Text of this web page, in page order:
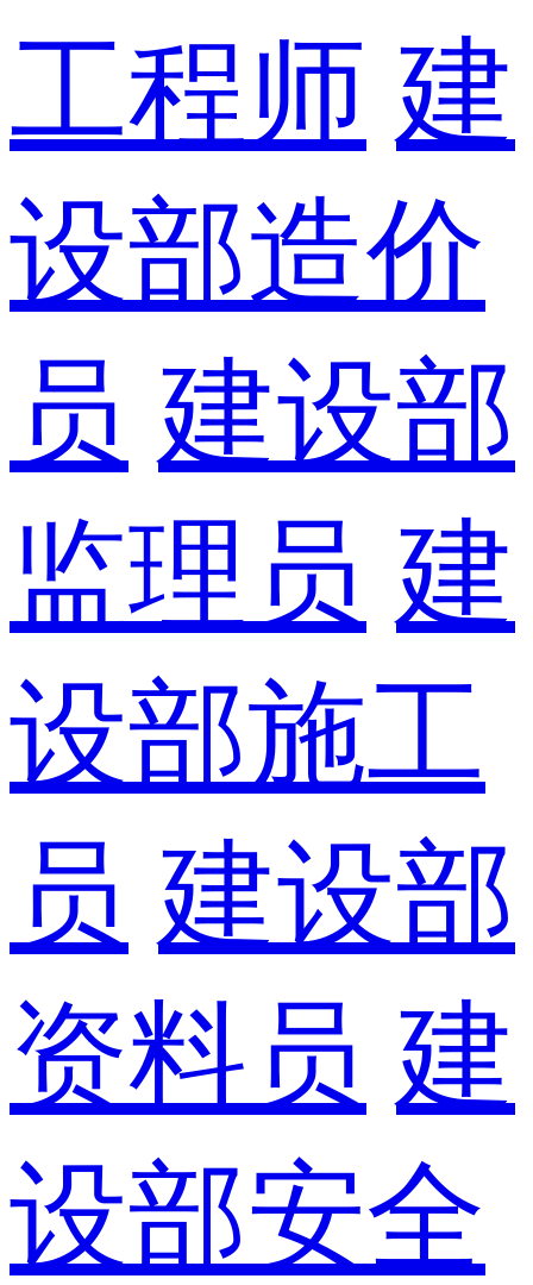
工程师 建
设部造价
员 建设部
监理员 建
设部施工
员 建设部
资料员 建
设部安全